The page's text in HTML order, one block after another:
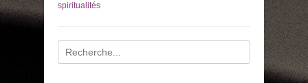
spiritualités
Recherche
pour